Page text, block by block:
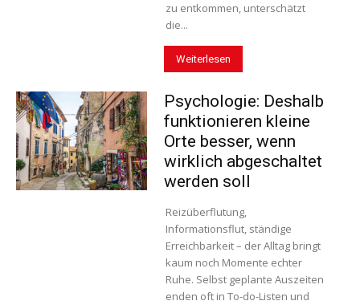
zu entkommen, unterschätzt
die...
Weiterlesen
Psychologie: Deshalb
funktionieren kleine
Orte besser, wenn
wirklich abgeschaltet
werden soll
Reizüberflutung,
Informationsflut, ständige
Erreichbarkeit – der Alltag bringt
kaum noch Momente echter
Ruhe. Selbst geplante Auszeiten
enden oft in To-do-Listen und